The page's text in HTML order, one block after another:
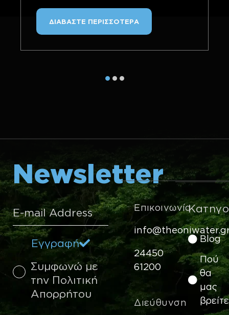
ΔΙΑΒΑΣΤΕ ΠΕΡΙΣΣΟΤΕΡΑ
Newsletter
Συμφωνώ με
την Πολιτική
Απορρήτου
Eγγραφή
Επικοινωνία
24450
61200
Διεύθυνση
Blog
Πού
θα
μας
βρείτε